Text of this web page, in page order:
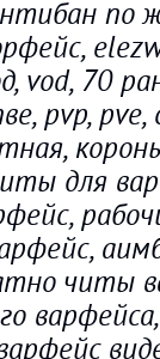
по
vod, 70
pvp, pve,
для
читы